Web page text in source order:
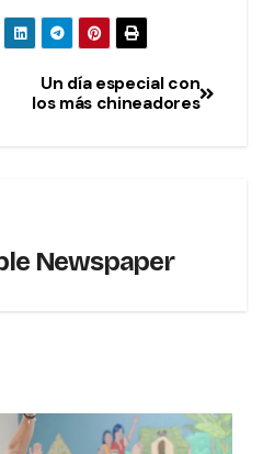
Un día especial con
los más chineadores
Newspaper